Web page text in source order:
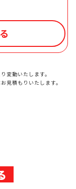
変動いたします。
見積もりいたします。